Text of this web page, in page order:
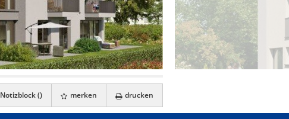
Notizblock () merken drucken